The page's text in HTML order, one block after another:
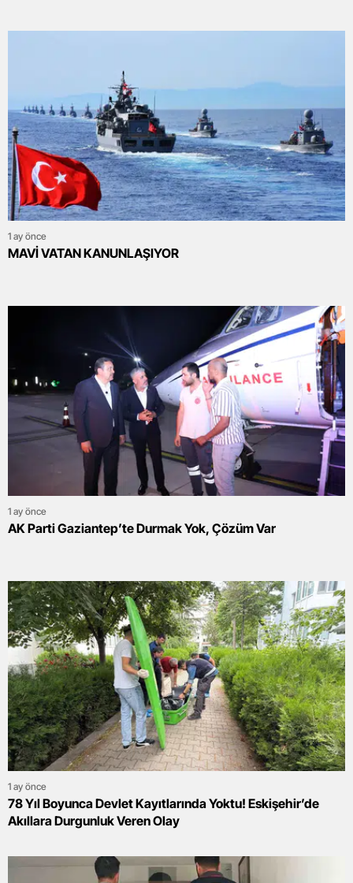
1 ay önce
MAVİ VATAN KANUNLAŞIYOR
1 ay önce
AK Parti Gaziantep’te Durmak Yok, Çözüm Var
1 ay önce
78 Yıl Boyunca Devlet Kayıtlarında Yoktu! Eskişehir’de
Akıllara Durgunluk Veren Olay